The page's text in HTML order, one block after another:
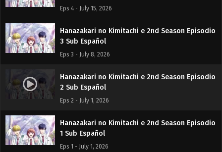
Eps 4 - July 15, 2026
Hanazakari no Kimitachi e 2nd Season Episodio
3 Sub Español
Eps 3 - July 8, 2026
Hanazakari no Kimitachi e 2nd Season Episodio
2 Sub Español
Eps 2 - July 1, 2026
Hanazakari no Kimitachi e 2nd Season Episodio
1 Sub Español
Eps 1 - July 1, 2026